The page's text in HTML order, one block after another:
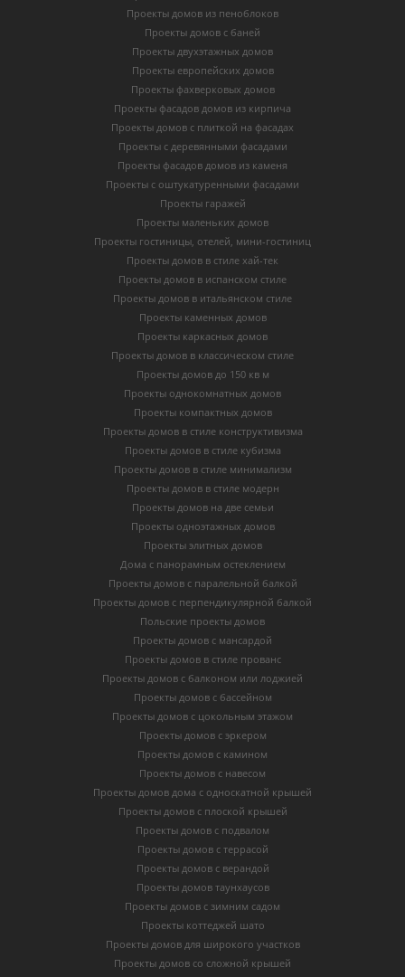
Проекты домов из пеноблоков
Проекты домов с баней
Проекты двухэтажных домов
Проекты европейских домов
Проекты фахверковых домов
Проекты фасадов домов из кирпича
Проекты домов с плиткой на фасадах
Проекты с деревянными фасадами
Проекты фасадов домов из каменя
Проекты с оштукатуренными фасадами
Проекты гаражей
Проекты маленьких домов
Проекты гостиницы, отелей, мини-гостиниц
Проекты домов в стиле хай-тек
Проекты домов в испанском стиле
Проекты домов в итальянском стиле
Проекты каменных домов
Проекты каркасных домов
Проекты домов в классическом стиле
Проекты домов до 150 кв м
Проекты однокомнатных домов
Проекты компактных домов
Проекты домов в стиле конструктивизма
Проекты домов в стиле кубизма
Проекты домов в стиле минимализм
Проекты домов в стиле модерн
Проекты домов на две семьи
Проекты одноэтажных домов
Проекты элитных домов
Дома с панорамным остеклением
Проекты домов с паралельной балкой
Проекты домов с перпендикулярной балкой
Польские проекты домов
Проекты домов с мансардой
Проекты домов в стиле прованс
Проекты домов с балконом или лоджией
Проекты домов с бассейном
Проекты домов с цокольным этажом
Проекты домов с эркером
Проекты домов с камином
Проекты домов с навесом
Проекты домов дома с односкатной крышей
Проекты домов с плоской крышей
Проекты домов с подвалом
Проекты домов с террасой
Проекты домов с верандой
Проекты домов таунхаусов
Проекты домов с зимним садом
Проекты коттеджей шато
Проекты домов для широкого участков
Проекты домов со сложной крышей